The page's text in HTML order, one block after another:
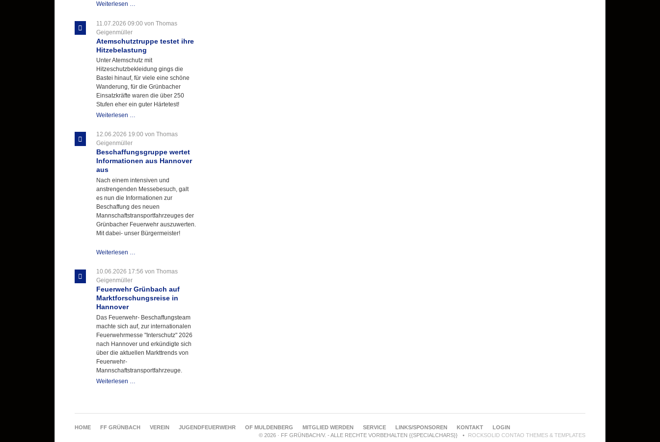
Weiterlesen …
für
Kirmes
mit
zukunftsweisender
Einlage
11.07.2026 09:00 von Thomas
Geigenmüller
Atemschutztruppe testet ihre
Hitzebelastung
Unter Atemschutz mit
Hitzeschutzbekleidung gings die
Bastei hinauf, für viele eine schöne
Wanderung, für die Grünbacher
Einsatzkräfte waren die über 250
Stufen eher ein guter Härtetest!
Weiterlesen …
ihre
12.06.2026 19:00 von Thomas
Geigenmüller
Beschaffungsgruppe wertet
Informationen aus Hannover
aus
Nach einem intensiven und
anstrengenden Messebesuch, galt
es nun die Informationen zur
Beschaffung des neuen
Mannschaftstransportfahrzeuges der
Grünbacher Feuerwehr auszuwerten.
Mit dabei- unser Bürgermeister!
Weiterlesen …
Informationen
Hannover
aus
10.06.2026 17:56 von Thomas
Geigenmüller
Feuerwehr Grünbach auf
Marktforschungsreise in
Hannover
Das Feuerwehr- Beschaffungsteam
machte sich auf, zur internationalen
Feuerwehrmesse "Interschutz" 2026
nach Hannover und erkündigte sich
über die aktuellen Markttrends von
Feuerwehr-
Mannschaftstransportfahrzeuge.
Weiterlesen …
in
Hannover
NAVIGATION
HOME FF GRÜNBACH VEREIN JUGENDFEUERWEHR OF MULDENBERG MITGLIED WERDEN SERVICE LINKS/SPONSOREN KONTAKT
LOGIN
© 2026 · FF GRÜNBACH/V. - ALLE RECHTE VORBEHALTEN {{SPECIALCHARS}}
ROCKSOLID CONTAO THEMES & TEMPLATES